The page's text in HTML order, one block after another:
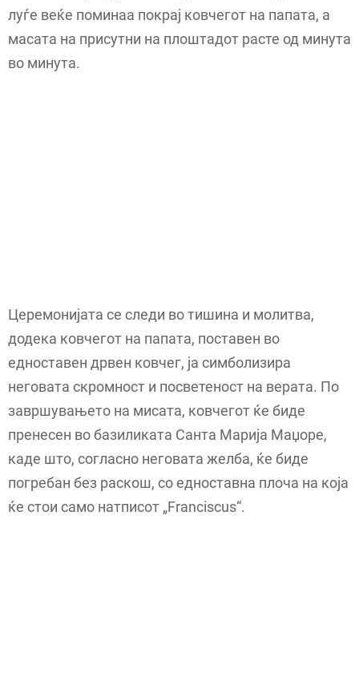
луѓе веќе поминаа покрај ковчегот на папата, а
масата на присутни на плоштадот расте од минута
во минута.
Церемонијата се следи во тишина и молитва,
додека ковчегот на папата, поставен во
едноставен дрвен ковчег, ја симболизира
неговата скромност и посветеност на верата. По
завршувањето на мисата, ковчегот ќе биде
пренесен во базиликата Санта Марија Маџоре,
каде што, согласно неговата желба, ќе биде
погребан без раскош, со едноставна плоча на која
ќе стои само натписот „Franciscus“.